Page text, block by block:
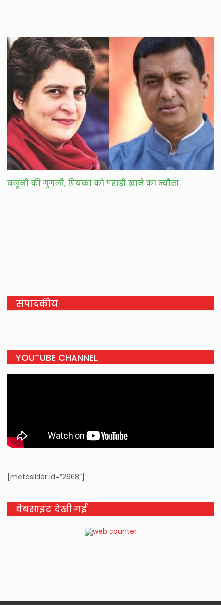
बलूनी की गुगली, प्रियंका को पहाड़ी खाने का न्यौता
संपादकीय
YOUTUBE CHANNEL
[metaslider id=”2668″]
वेबसाइट देखी गई